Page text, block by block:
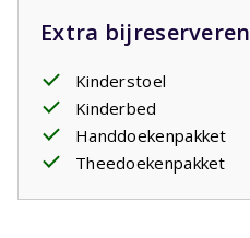
Extra bijreserveren
Kinderstoel
Kinderbed
Handdoekenpakket
Theedoekenpakket